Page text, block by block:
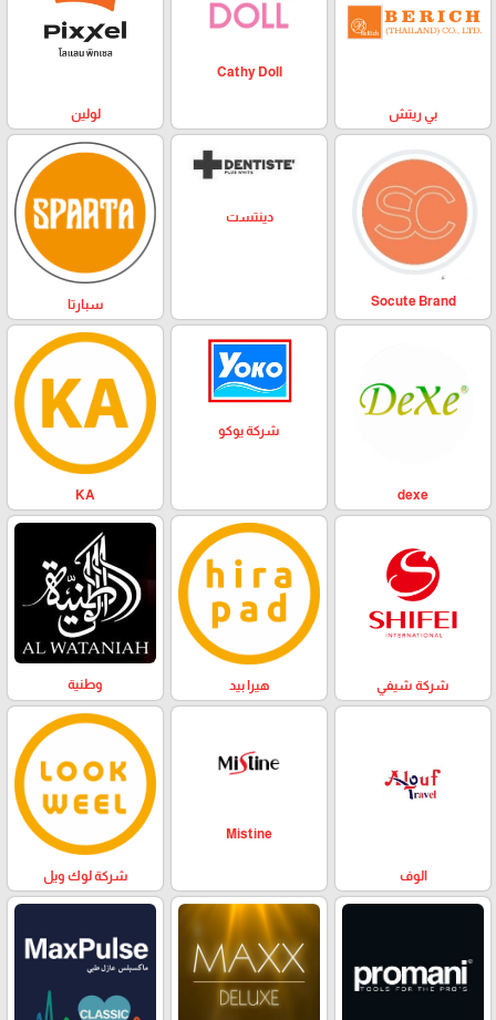
بي ريتش
Cathy Doll
لولين
Socute Brand
دينتست
سبارتا
dexe
شركة يوكو
KA
شركة شيفي هيرا بيد وطنية
الوف
Mistine
شركة لوك ويل